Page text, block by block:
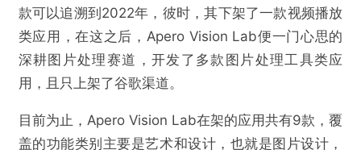
款可以追溯到2022年，彼时，其下架了一款视频播放
类应用，在这之后，Apero Vision Lab便一门心思的
深耕图片处理赛道，开发了多款图片处理工具类应
用，且只上架了谷歌渠道。
目前为止，Apero Vision Lab在架的应用共有9款，覆
盖的功能类别主要是艺术和设计，也就是图片设计，